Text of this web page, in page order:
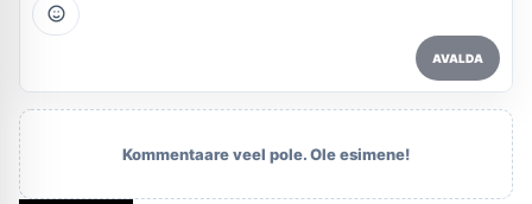
AVALDA
Kommentaare veel pole. Ole esimene!